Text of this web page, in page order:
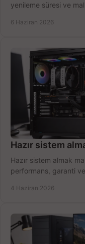
yenileme süresi ve
6 Haziran 2026
Hazır sistem
Hazır sistem almak
performans, garanti
4 Haziran 2026